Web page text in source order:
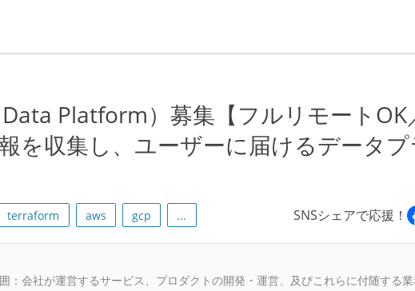
Platform）募集【フルリモートOK
を収集し、ユーザーに届けるデータプ
terraform aws gcp ... SNSシェアで応援！
： 会社が運営するサービス、プロダクトの開発・運営、及びこれらに付随する業